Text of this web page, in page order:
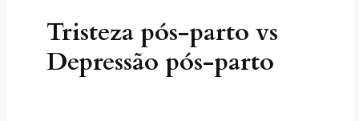
Tristeza pós-parto vs
Depressão pós-parto